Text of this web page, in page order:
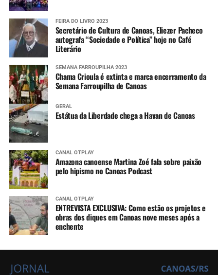
FEIRA DO LIVRO 2023
Secretário de Cultura de Canoas, Eliezer Pacheco
autografa “Sociedade e Política” hoje no Café
Literário
SEMANA FARROUPILHA 2023
Chama Crioula é extinta e marca encerramento da
Semana Farroupilha de Canoas
GERAL
Estátua da Liberdade chega a Havan de Canoas
CANAL OTPLAY
Amazona canoense Martina Zoé fala sobre paixão
pelo hipismo no Canoas Podcast
CANAL OTPLAY
ENTREVISTA EXCLUSIVA: Como estão os projetos e
obras dos diques em Canoas nove meses após a
enchente